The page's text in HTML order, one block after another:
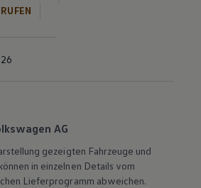
AG
gezeigten Fahrzeuge und
in einzelnen Details vom
Lieferprogramm abweichen.